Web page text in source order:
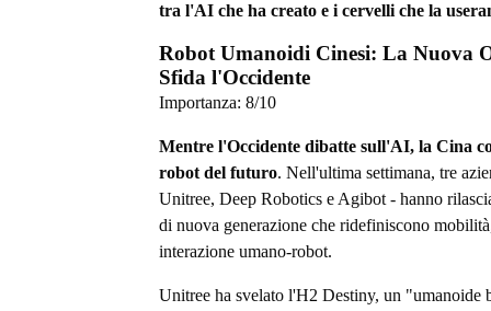
tra l'AI che ha creato e i cervelli che la
Robot Umanoidi Cinesi: La Nuova
Sfida l'Occidente
Importanza: 8/10
Mentre l'Occidente dibatte sull'AI, la Cina
robot del futuro. Nell'ultima settimana, tre
Unitree, Deep Robotics e Agibot - hanno
di nuova generazione che ridefiniscono
interazione umano-robot.
Unitree ha svelato l'H2 Destiny, un "umanoide